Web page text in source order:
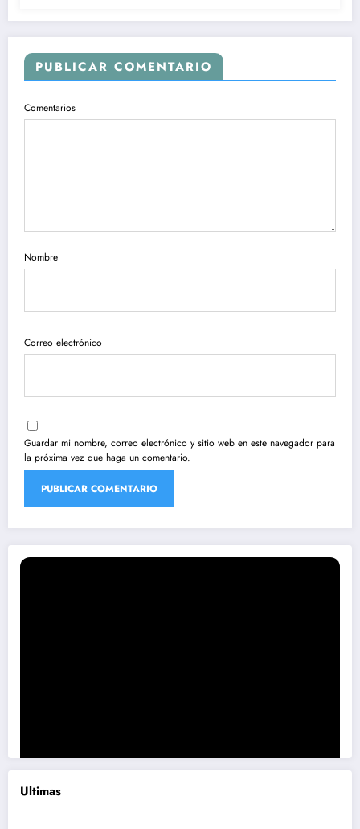
PUBLICAR COMENTARIO
Comentarios
Nombre
Correo electrónico
Guardar mi nombre, correo electrónico y sitio web en este navegador para
la próxima vez que haga un comentario.
Ultimas